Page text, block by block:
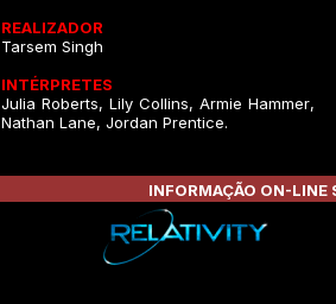
REALIZADOR
Tarsem Singh
INTÉRPRETES
Julia Roberts, Lily Collins, Armie Hammer,
Nathan Lane, Jordan Prentice.
INFORMAÇÃO ON-LINE